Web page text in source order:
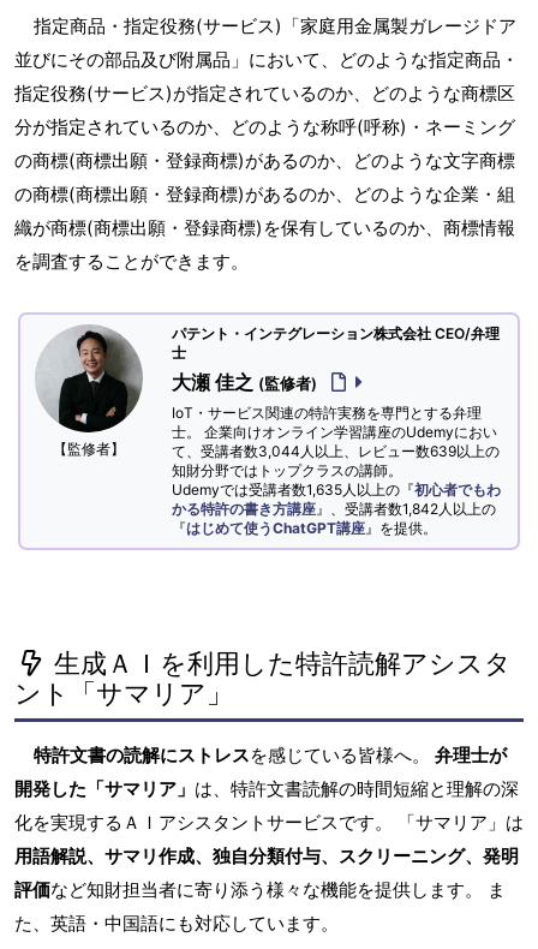
指定商品・指定役務(サービス)「家庭用金属製ガレージドア
並びにその部品及び附属品」において、どのような指定商品・
指定役務(サービス)が指定されているのか、どのような商標区
分が指定されているのか、どのような称呼(呼称)・ネーミング
の商標(商標出願・登録商標)があるのか、どのような文字商標
の商標(商標出願・登録商標)があるのか、どのような企業・組
織が商標(商標出願・登録商標)を保有しているのか、商標情報
を調査することができます。
【監修者】
パテント・インテグレーション株式会社 CEO/弁理
士
大瀬 佳之 (監修者)
IoT・サービス関連の特許実務を専門とする弁理
士。 企業向けオンライン学習講座のUdemyにおい
て、受講者数3,044人以上、レビュー数639以上の
知財分野ではトップクラスの講師。
Udemyでは受講者数1,635人以上の『初心者でもわ
かる特許の書き方講座 』、受講者数1,842人以上の
『はじめて使うChatGPT講座 』を提供。
生成ＡＩを利用した特許読解アシスタ
ント「サマリア」
特許文書の読解にストレスを感じている皆様へ。 弁理士が
開発した「サマリア」 は、特許文書読解の時間短縮と理解の深
化を実現するＡＩアシスタントサービスです。 「サマリア」は
用語解説、サマリ作成、独自分類付与、スクリーニング、発明
評価など知財担当者に寄り添う様々な機能を提供します。 ま
た、英語・中国語にも対応しています。